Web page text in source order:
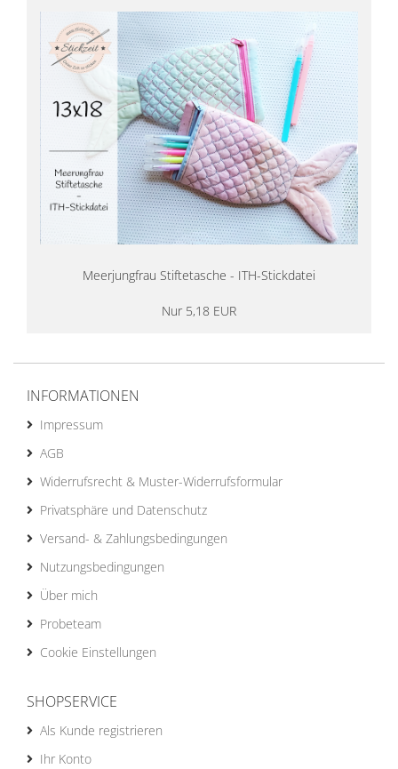
Meerjungfrau Stiftetasche - ITH-Stickdatei
Nur 5,18 EUR
INFORMATIONEN
Impressum
AGB
Widerrufsrecht & Muster-Widerrufsformular
Privatsphäre und Datenschutz
Versand- & Zahlungsbedingungen
Nutzungsbedingungen
Über mich
Probeteam
Cookie Einstellungen
SHOPSERVICE
Als Kunde registrieren
Ihr Konto